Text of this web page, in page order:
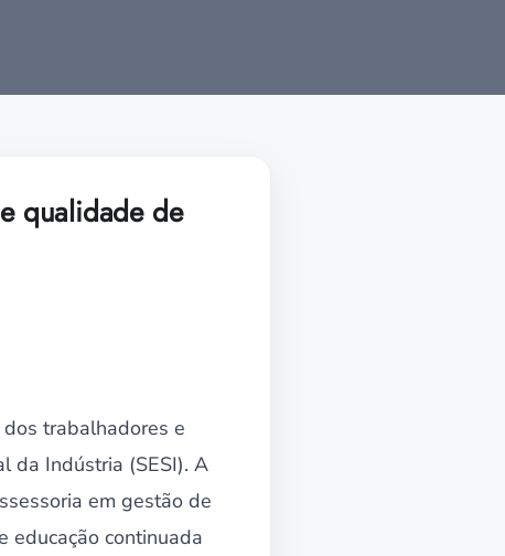
qualidade de
trabalhadores e
da Indústria (SESI). A
em gestão de
educação continuada